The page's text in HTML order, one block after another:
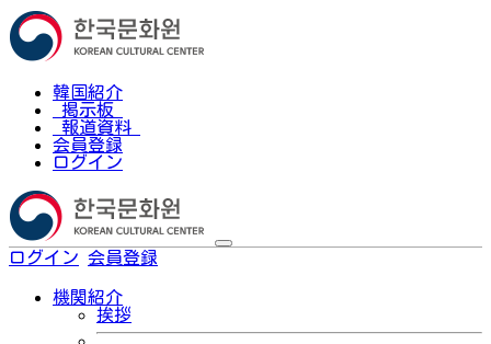
韓国紹介
掲示板
報道資料
会員登録
ログイン
ログイン 会員登録
機関紹介
挨拶